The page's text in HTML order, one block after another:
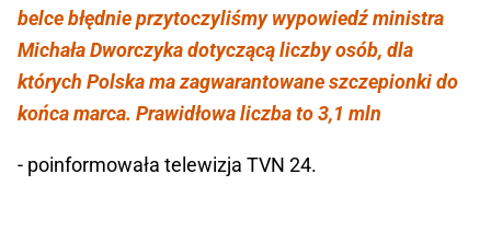
belce błędnie przytoczyliśmy wypowiedź ministra
Michała Dworczyka dotyczącą liczby osób, dla
których Polska ma zagwarantowane szczepionki do
końca marca. Prawidłowa liczba to 3,1 mln
- poinformowała telewizja TVN 24.